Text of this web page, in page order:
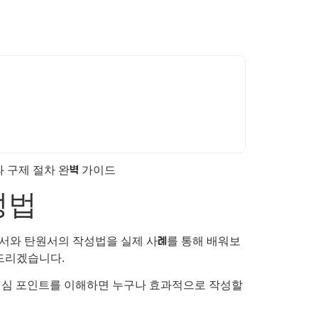
탄원서의 작성법을 실제 사례를 통해 배워보
리겠습니다.
포인트를 이해하면 누구나 효과적으로 작성할